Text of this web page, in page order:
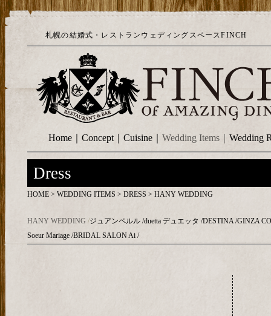
札幌の結婚式・レストランウェディングスペースFINCH
Home Concept Cuisine Wedding Items Wedding
Dress
HOME > WEDDING ITEMS > DRESS > HANY WEDDING
HANY WEDDING /ジュアンペルル /duetta デュエッタ /DESTINA/GINZA
Soeur Mariage /BRIDAL SALON Ai /